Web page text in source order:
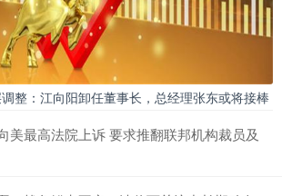
整：江向阳卸任董事长，总经理张东或将接棒
美最高法院上诉 要求推翻联邦机构裁员及